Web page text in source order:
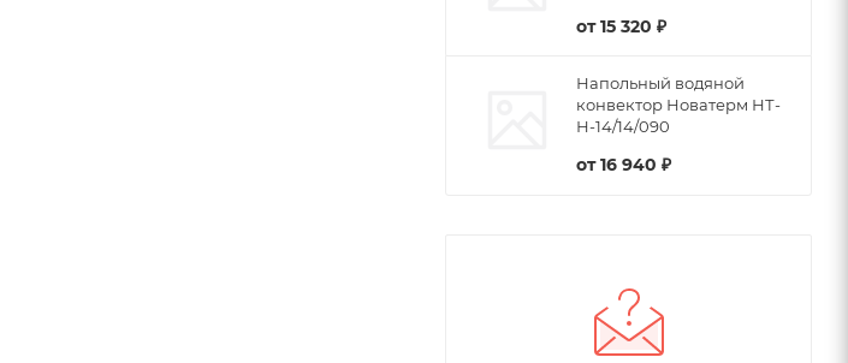
от15 320 ₽
Напольный водяной
конвектор Новатерм НТ-
Н-14/14/090
от16 940 ₽